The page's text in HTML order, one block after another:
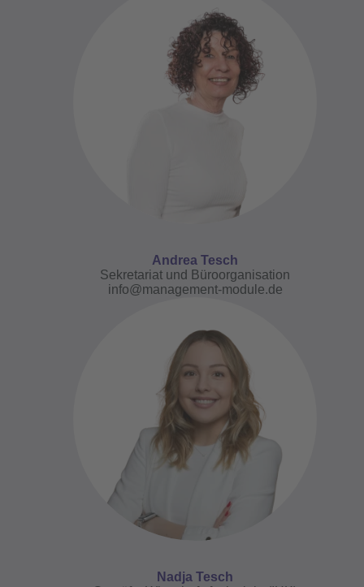
Andrea Tesch
Sekretariat und Büroorganisation
info@management-module.de
Nadja Tesch